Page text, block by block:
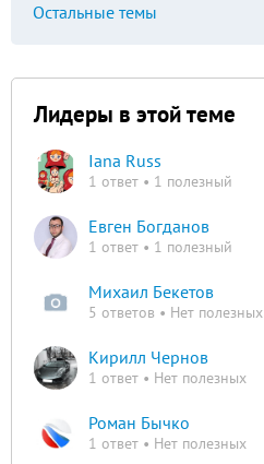
Остальные темы
Лидеры в этой теме
Iana Russ
1 ответ • 1 полезный
Евген Богданов
1 ответ • 1 полезный
Михаил Бекетов
5 ответов • Нет полезных
Кирилл Чернов
1 ответ • Нет полезных
Роман Бычко
1 ответ • Нет полезных